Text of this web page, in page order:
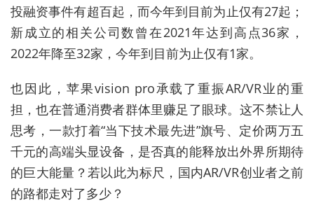
投融资事件有超百起，而今年到目前为止仅有27起；
新成立的相关公司数曾在2021年达到高点36家，
2022年降至32家，今年到目前为止仅有1家。
也因此，苹果vision pro承载了重振AR/VR业的重
担，也在普通消费者群体里赚足了眼球。这不禁让人
思考，一款打着“当下技术最先进”旗号、定价两万五
千元的高端头显设备，是否真的能释放出外界所期待
的巨大能量？若以此为标尺，国内AR/VR创业者之前
的路都走对了多少？